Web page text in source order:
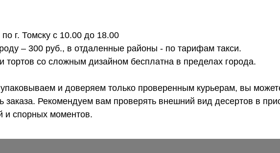
г. Томску с 10.00 до 18.00
– 300 руб., в отдаленные районы - по тарифам такси.
тортов со сложным дизайном бесплатна в пределах города.
и доверяем только проверенным курьерам, вы
заказа. Рекомендуем вам проверять внешний вид десертов в
и спорных моментов.